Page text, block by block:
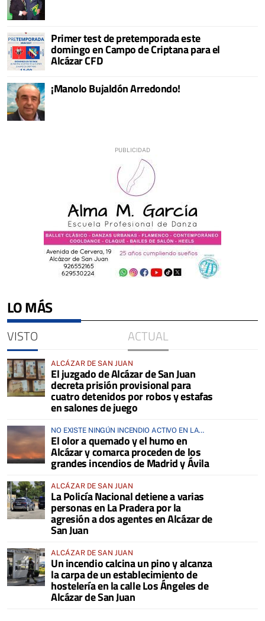
Primer test de pretemporada este
domingo en Campo de Criptana para el
Alcázar CFD
¡Manolo Bujaldón Arredondo!
LO MÁS
VISTO ACTUAL
ALCÁZAR DE SAN JUAN
El juzgado de Alcázar de San Juan
decreta prisión provisional para
cuatro detenidos por robos y estafas
en salones de juego
NO EXISTE NINGÚN INCENDIO ACTIVO EN LA
COMARCA
El olor a quemado y el humo en
Alcázar y comarca proceden de los
grandes incendios de Madrid y Ávila
ALCÁZAR DE SAN JUAN
La Policía Nacional detiene a varias
personas en La Pradera por la
agresión a dos agentes en Alcázar de
San Juan
ALCÁZAR DE SAN JUAN
Un incendio calcina un pino y alcanza
la carpa de un establecimiento de
hostelería en la calle Los Ángeles de
Alcázar de San Juan